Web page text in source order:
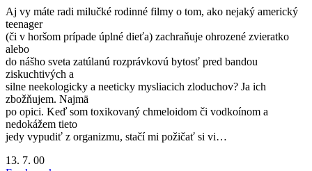
Aj vy máte radi milučké rodinné filmy o tom, ako nejaký americký
teenager
(či v horšom prípade úplné dieťa) zachraňuje ohrozené zvieratko
alebo
do nášho sveta zatúlanú rozprávkovú bytosť pred bandou
ziskuchtivých a
silne neekologicky a neeticky mysliacich zloduchov? Ja ich
zbožňujem. Najmä
po opici. Keď som toxikovaný chmeloidom či vodkoínom a
nedokážem tieto
jedy vypudiť z organizmu, stačí mi požičať si vi…
13. 7. 00